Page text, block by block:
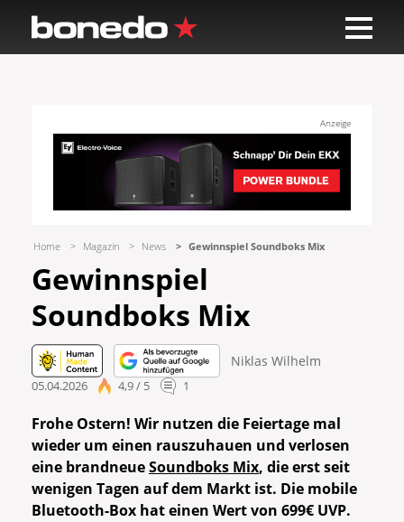
Anzeige
Home Magazin News Gewinnspiel Soundboks Mix
Gewinnspiel
Soundboks Mix
Niklas Wilhelm
05.04.2026 4,9 / 5 1
Frohe Ostern! Wir nutzen die Feiertage mal
wieder um einen rauszuhauen und verlosen
eine brandneueSoundboks Mix, die erst seit
wenigen Tagen auf dem Markt ist. Die mobile
Bluetooth-Box hat einen Wert von 699€ UVP.